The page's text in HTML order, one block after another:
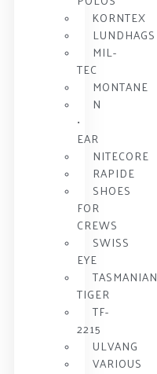
KORNTEX
LUNDHAGS
MIL-
TEC
MONTANE
N
•
EAR
NITECORE
RAPIDE
SHOES
FOR
CREWS
SWISS
EYE
TASMANIAN
TIGER
TF-
2215
ULVANG
VARIOUS